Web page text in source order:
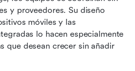
y proveedores. Su diseño
móviles y las
lo hacen especialmente
que desean crecer sin añadir